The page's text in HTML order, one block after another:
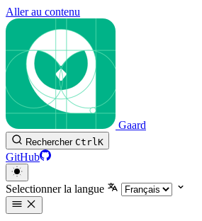
Aller au contenu
Gaard
Rechercher CtrlK
GitHub
Selectionner la langue